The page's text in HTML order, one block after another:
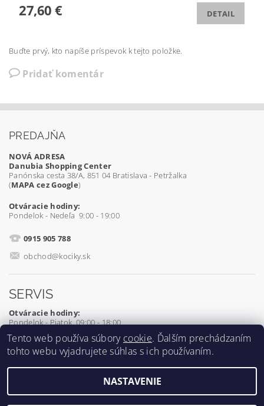
27,60 € DETAIL
Buďte prvý, kto napíše príspevok k tejto položke.
Pridať komentár
PREDAJŇA
NOVÁ ADRESA
Danubia Shopping Center
Panónska cesta 38/A, 851 04 Bratislava - Petržalka
(MAPA cez Google)
Otváracie hodiny:
Pondelok - Nedeľa 9:00 - 19:00
0915 905 788
obchod@kociky.sk
SERVIS
Otváracie hodiny:
Pondelok - Piatok 09:00 - 18:00
0905 539 927
2026 ©Kociky.sk, všetky práva vyhradené
Tento web používa súbory cookie. Ďalším prechádzaním
tohto webu vyjadrujete súhlas s ich používaním.
NASTAVENIE